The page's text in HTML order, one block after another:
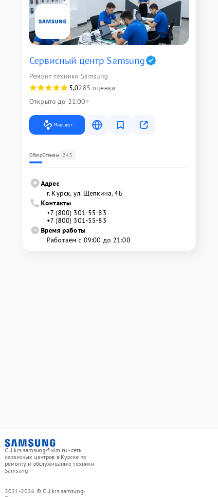
Сервисный центр Samsung
Ремонт техники Samsung
5,0285 оценки
Открыто до 21:00
Маршрут
ОбзорОтзывы 245
Адрес
г. Курск, ул. Щепкина, 4Б
Контакты
+7 (800) 301-55-83
+7 (800) 301-55-83
Время работы
Работаем с 09:00 до 21:00
СЦ krs.samsung-fixim.ru - сеть
сервисных центров в Курске по
ремонту и обслуживанию техники
Samsung
2021-2026 © СЦ krs.samsung-